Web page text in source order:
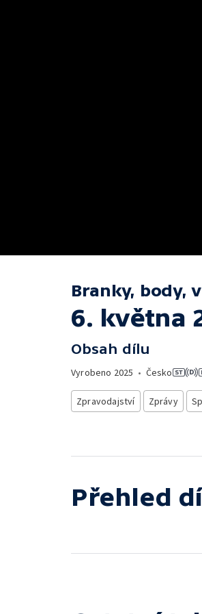
Branky, body,
6. května
Obsah dílu
Vyrobeno 2025 • Česko
Zpravodajství Zprávy
Přehled